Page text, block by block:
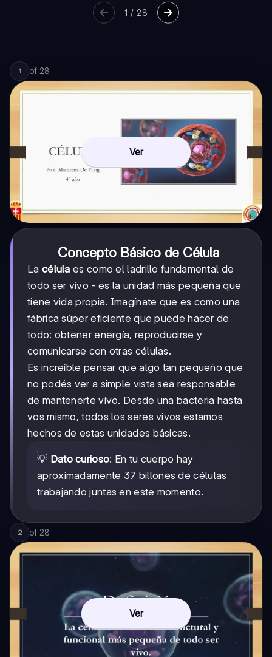
1 / 28
1 of 28
Ver
Concepto Básico de Célula
La célula es como el ladrillo fundamental de
todo ser vivo - es la unidad más pequeña que
tiene vida propia. Imagínate que es como una
fábrica súper eficiente que puede hacer de
todo: obtener energía, reproducirse y
comunicarse con otras células.
Es increíble pensar que algo tan pequeño que
no podés ver a simple vista sea responsable
de mantenerte vivo. Desde una bacteria hasta
vos mismo, todos los seres vivos estamos
hechos de estas unidades básicas.
💡 Dato curioso: En tu cuerpo hay
aproximadamente 37 billones de células
trabajando juntas en este momento.
2 of 28
Ver